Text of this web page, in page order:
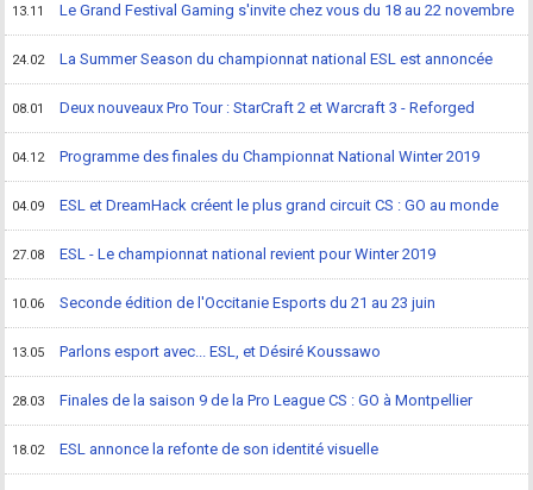
13.11 Le Grand Festival Gaming s'invite chez vous du 18 au 22 novembre
24.02 La Summer Season du championnat national ESL est annoncée
08.01 Deux nouveaux Pro Tour : StarCraft 2 et Warcraft 3 - Reforged
04.12 Programme des finales du Championnat National Winter 2019
04.09 ESL et DreamHack créent le plus grand circuit CS : GO au monde
27.08 ESL - Le championnat national revient pour Winter 2019
10.06 Seconde édition de l'Occitanie Esports du 21 au 23 juin
13.05 Parlons esport avec... ESL, et Désiré Koussawo
28.03 Finales de la saison 9 de la Pro League CS : GO à Montpellier
18.02 ESL annonce la refonte de son identité visuelle